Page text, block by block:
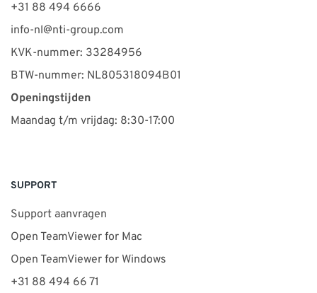
+31 88 494 6666
info-nl@nti-group.com
KVK-nummer: 33284956
BTW-nummer: NL805318094B01
Openingstijden
Maandag t/m vrijdag: 8:30-17:00
SUPPORT
Support aanvragen
Open TeamViewer for Mac
Open TeamViewer for Windows
+31 88 494 66 71